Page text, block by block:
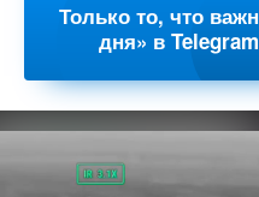
Только то, что
дня» в